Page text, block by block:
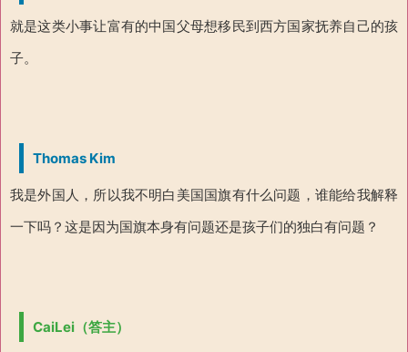
就是这类小事让富有的中国父母想移民到西方国家抚养自己的孩
子。
Thomas Kim
我是外国人，所以我不明白美国国旗有什么问题，谁能给我解释
一下吗？这是因为国旗本身有问题还是孩子们的独白有问题？
CaiLei（答主）